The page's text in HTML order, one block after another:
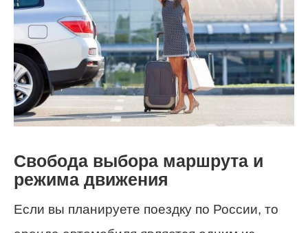
Свобода выбора маршрута и
режима движения
Если вы планируете поездку по России, то